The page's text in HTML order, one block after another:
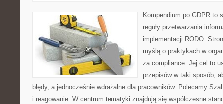
Kompendium po GDPR to
reguły przetwarzania
implementacji RODO.
myślą o praktykach w
za compliance. Jej cel to
przepisów w taki sposób,
błędy, a jednocześnie wdrażalne dla pracowników. Polecamy
i reagowanie. W centrum tematyki znajdują się współczesne